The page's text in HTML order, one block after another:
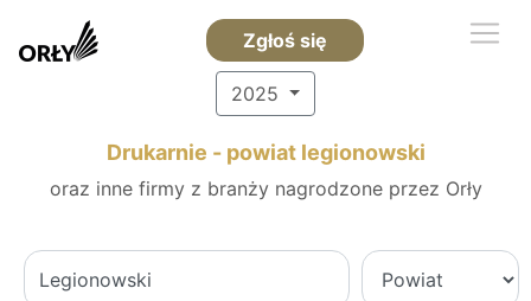
Zgłoś się
2025
Drukarnie - powiat legionowski
oraz inne firmy z branży nagrodzone przez Orły